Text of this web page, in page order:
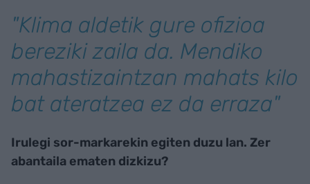
"Klima aldetik gure ofizioa
bereziki zaila da. Mendiko
mahastizaintzan mahats kilo
bat ateratzea ez da erraza"
Irulegi sor-markarekin egiten duzu lan. Zer
abantaila ematen dizkizu?